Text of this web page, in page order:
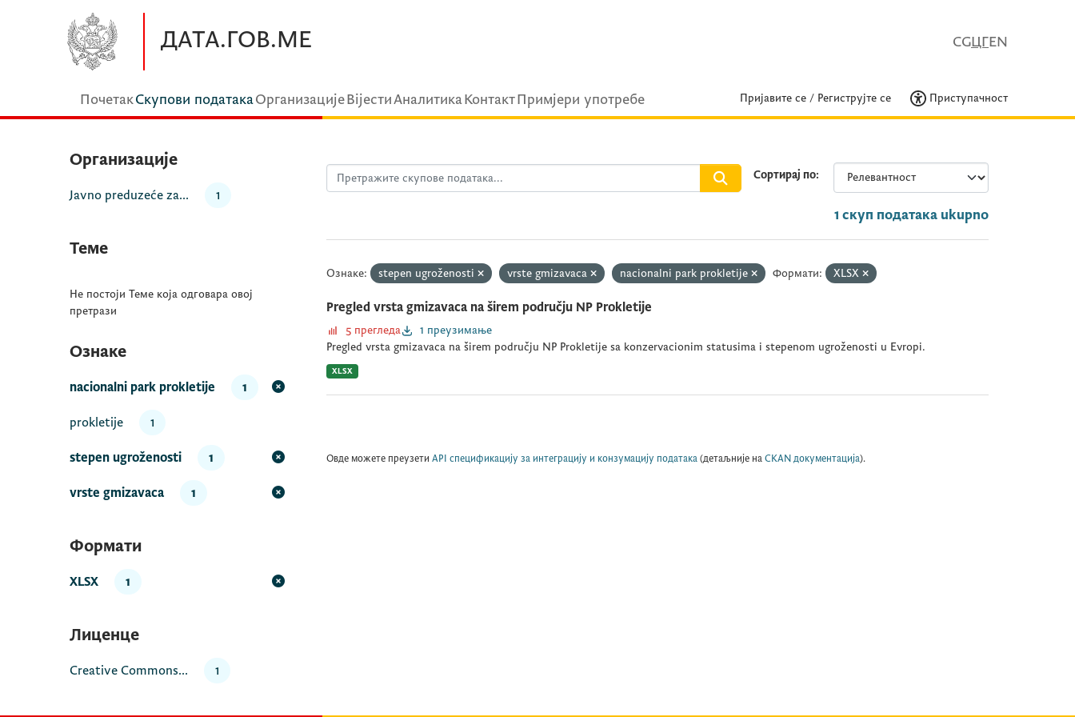
ДАТА.ГОВ.МЕ CGЦГEN
ПочетакСкупови податакаОрганизацијеВijестиАналитикаКонтактПримјери употребе Пријавите се / Региструјте се Приступачност
Организације
Javno preduzeće za... 1
Теме
Не постоји Теме која одговара овој
претрази
Ознаке
nacionalni park prokletije 1
prokletije 1
stepen ugroženosti 1
vrste gmizavaca 1
Формати
XLSX 1
Лиценце
Creative Commons... 1
Сортирај по
1 скуп података ukupno
Ознаке: stepen ugroženosti vrste gmizavaca nacionalni park prokletije Формати: XLSX
Pregled vrsta gmizavaca na širem području NP Prokletije
5 прегледа
1 преузимање
Pregled vrsta gmizavaca na širem području NP Prokletije sa konzervacionim statusima i stepenom ugroženosti u Evropi.
XLSX
Овде можете преузети API спецификацију за интеграцију и конзумацију података (детаљније на CKAN документација).